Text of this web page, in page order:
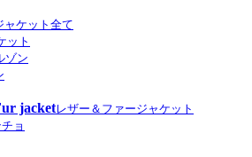
ャケット全て
ット
ゾン
jacketレザー＆ファージャケット
ョ